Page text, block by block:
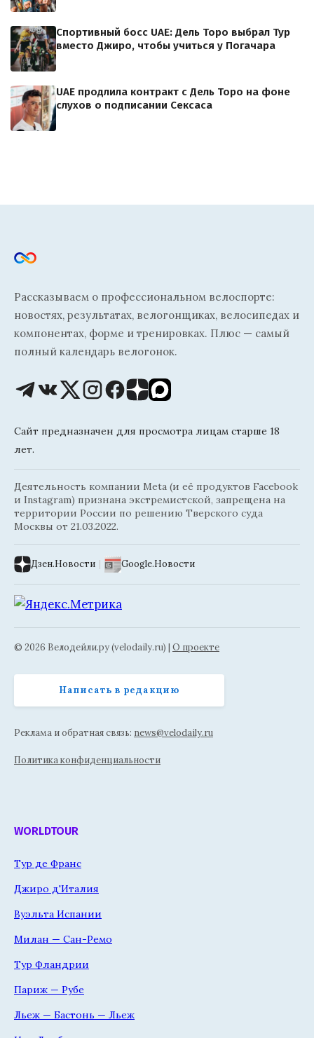
Спортивный босс UAE: Дель Торо выбрал Тур
вместо Джиро, чтобы учиться у Погачара
UAE продлила контракт с Дель Торо на фоне
слухов о подписании Сексаса
Рассказываем о профессиональном велоспорте:
новостях, результатах, велогонщиках, велосипедах и
компонентах, форме и тренировках. Плюс — самый
полный календарь велогонок.
Сайт предназначен для просмотра лицам старше 18
лет.
Деятельность компании Meta (и её продуктов Facebook
и Instagram) признана экстремистской, запрещена на
территории России по решению Тверского суда
Москвы от 21.03.2022.
Дзен.Новости Google.Новости
© 2026 Велодейли.ру (velodaily.ru) | О проекте
Написать в редакцию
Реклама и обратная связь: news@velodaily.ru
Политика конфиденциальности
WORLDTOUR
Тур де Франс
Джиро д'Италия
Вуэльта Испании
Милан — Сан-Ремо
Тур Фландрии
Париж — Рубе
Льеж — Бастонь — Льеж